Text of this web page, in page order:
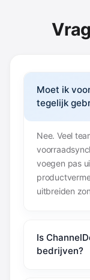
Moet ik
tegelijk
Nee. Veel
voegen pas
uitbreiden
Is
bedrijven?